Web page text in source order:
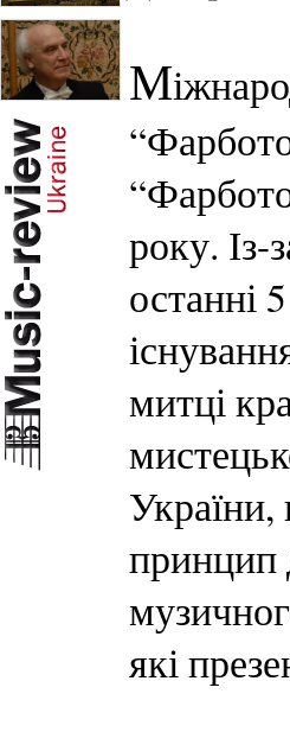
М
року. Із-
останні
митці
України,
принцип
які